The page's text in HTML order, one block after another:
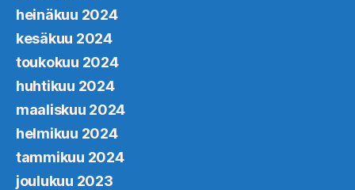
heinäkuu 2024
kesäkuu 2024
toukokuu 2024
huhtikuu 2024
maaliskuu 2024
helmikuu 2024
tammikuu 2024
joulukuu 2023